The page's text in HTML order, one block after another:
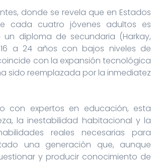
donde se revela que en Estados
cada cuatro jóvenes adultos es
diploma de secundaria (Harkay,
a 24 años con bajos niveles de
con la expansión tecnológica
sido reemplazada por la inmediatez
con expertos en educación, esta
la inestabilidad habitacional y la
reales necesarias para
una generación que, aunque
y producir conocimiento de